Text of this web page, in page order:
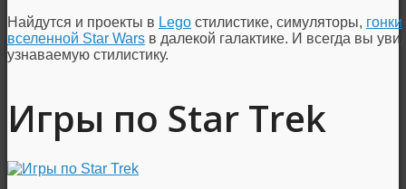
Найдутся и проекты в Lego стилистике, симуляторы, гонки
вселенной Star Wars в далекой галактике. И всегда вы
узнаваемую стилистику.
Игры по Star Trek